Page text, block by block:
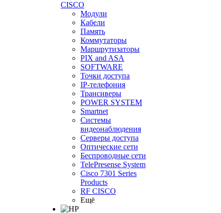
CISCO
Модули
Кабели
Память
Коммутаторы
Маршрутизаторы
PIX and ASA
SOFTWARE
Точки доступа
IP-телефония
Трансиверы
POWER SYSTEM
Smartnet
Системы
видеонаблюдения
Серверы доступа
Оптические сети
Беспроводные сети
TelePresense System
Cisco 7301 Series
Products
RF CISCO
Ещё